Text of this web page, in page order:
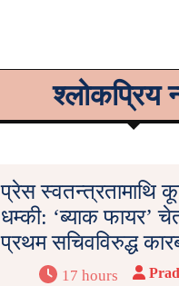
श्लोकप्रिय
प्रेस स्वतन्त्रतामाथि
धम्की: ‘ब्याक फायर’
प्रथम सचिवविरुद्ध
17 hours